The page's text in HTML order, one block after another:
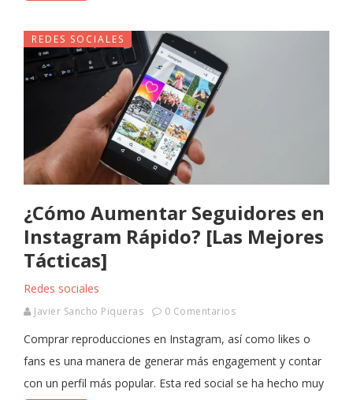
REDES SOCIALES
¿Cómo Aumentar Seguidores en
Instagram Rápido? [Las Mejores
Tácticas]
Redes sociales
Javier Sancho Piqueras 0 Comentarios
Comprar reproducciones en Instagram, así como likes o
fans es una manera de generar más engagement y contar
con un perfil más popular. Esta red social se ha hecho muy